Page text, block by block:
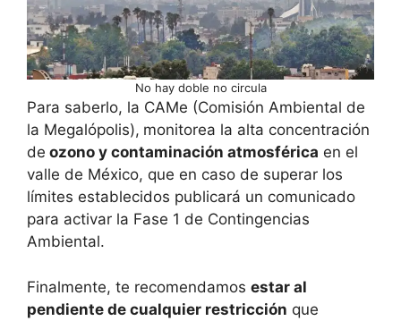
No hay doble no circula
Para saberlo, la CAMe (Comisión Ambiental de
la Megalópolis), monitorea la alta concentración
de ozono y contaminación atmosférica en el
valle de México, que en caso de superar los
límites establecidos publicará un comunicado
para activar la Fase 1 de Contingencias
Ambiental.
Finalmente, te recomendamos estar al
pendiente de cualquier restricción que